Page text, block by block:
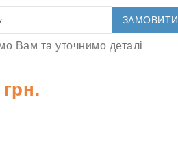
ЗАМОВИТИ
Вам та уточнимо деталі